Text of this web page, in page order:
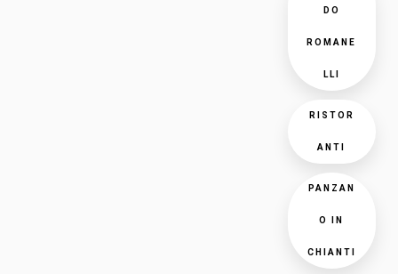
DO
ROMANE
LLI
RISTOR
ANTI
PANZAN
O IN
CHIANTI